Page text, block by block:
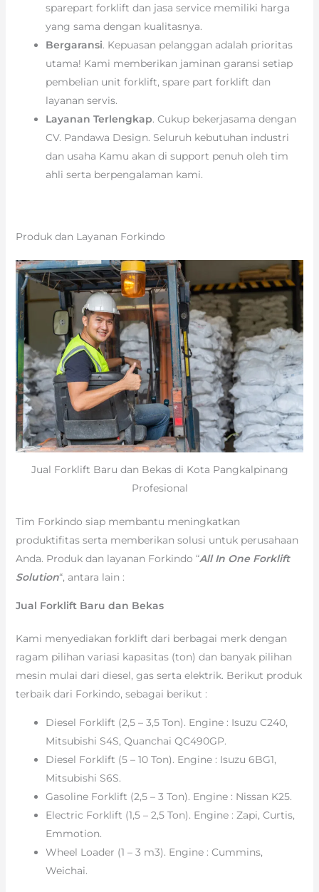
sparepart forklift dan jasa service memiliki harga
yang sama dengan kualitasnya.
Bergaransi. Kepuasan pelanggan adalah prioritas
utama! Kami memberikan jaminan garansi setiap
pembelian unit forklift, spare part forklift dan
layanan servis.
Layanan Terlengkap. Cukup bekerjasama dengan
CV. Pandawa Design. Seluruh kebutuhan industri
dan usaha Kamu akan di support penuh oleh tim
ahli serta berpengalaman kami.
Produk dan Layanan Forkindo
Jual Forklift Baru dan Bekas di Kota Pangkalpinang
Profesional
Tim Forkindo siap membantu meningkatkan
produktifitas serta memberikan solusi untuk perusahaan
Anda. Produk dan layanan Forkindo “All In One Forklift
Solution“, antara lain :
Jual Forklift Baru dan Bekas
Kami menyediakan forklift dari berbagai merk dengan
ragam pilihan variasi kapasitas (ton) dan banyak pilihan
mesin mulai dari diesel, gas serta elektrik. Berikut produk
terbaik dari Forkindo, sebagai berikut :
Diesel Forklift (2,5 – 3,5 Ton). Engine : Isuzu C240,
Mitsubishi S4S, Quanchai QC490GP.
Diesel Forklift (5 – 10 Ton). Engine : Isuzu 6BG1,
Mitsubishi S6S.
Gasoline Forklift (2,5 – 3 Ton). Engine : Nissan K25.
Electric Forklift (1,5 – 2,5 Ton). Engine : Zapi, Curtis,
Emmotion.
Wheel Loader (1 – 3 m3). Engine : Cummins,
Weichai.